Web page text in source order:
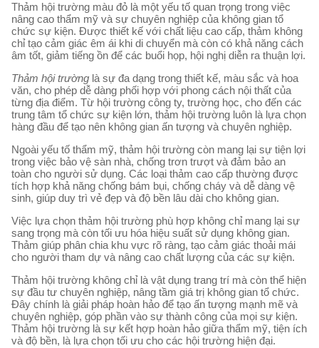
Thảm hội trường màu đỏ là một yếu tố quan trọng trong việc
nâng cao thẩm mỹ và sự chuyên nghiệp của không gian tổ
chức sự kiện. Được thiết kế với chất liệu cao cấp, thảm không
chỉ tạo cảm giác êm ái khi di chuyển mà còn có khả năng cách
âm tốt, giảm tiếng ồn để các buổi họp, hội nghị diễn ra thuận lợi.
Thảm hội trường là sự đa dạng trong thiết kế, màu sắc và hoa
văn, cho phép dễ dàng phối hợp với phong cách nội thất của
từng địa điểm. Từ hội trường công ty, trường học, cho đến các
trung tâm tổ chức sự kiện lớn, thảm hội trường luôn là lựa chọn
hàng đầu để tạo nên không gian ấn tượng và chuyên nghiệp.
Ngoài yếu tố thẩm mỹ, thảm hội trường còn mang lại sự tiện lợi
trong việc bảo vệ sàn nhà, chống trơn trượt và đảm bảo an
toàn cho người sử dụng. Các loại thảm cao cấp thường được
tích hợp khả năng chống bám bụi, chống cháy và dễ dàng vệ
sinh, giúp duy trì vẻ đẹp và độ bền lâu dài cho không gian.
Việc lựa chọn thảm hội trường phù hợp không chỉ mang lại sự
sang trọng mà còn tối ưu hóa hiệu suất sử dụng không gian.
Thảm giúp phân chia khu vực rõ ràng, tạo cảm giác thoải mái
cho người tham dự và nâng cao chất lượng của các sự kiện.
Thảm hội trường không chỉ là vật dụng trang trí mà còn thể hiện
sự đầu tư chuyên nghiệp, nâng tầm giá trị không gian tổ chức.
Đây chính là giải pháp hoàn hảo để tạo ấn tượng mạnh mẽ và
chuyên nghiệp, góp phần vào sự thành công của mọi sự kiện.
Thảm hội trường là sự kết hợp hoàn hảo giữa thẩm mỹ, tiện ích
và độ bền, là lựa chọn tối ưu cho các hội trường hiện đại.